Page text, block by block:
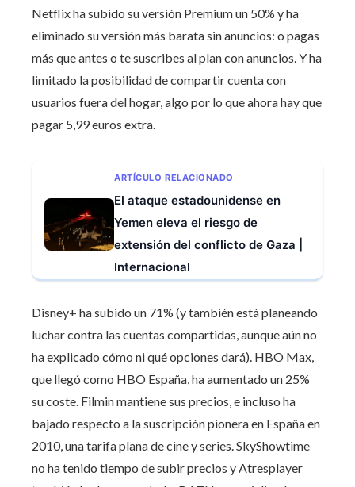
Netflix ha subido su versión Premium un 50% y ha
eliminado su versión más barata sin anuncios: o pagas
más que antes o te suscribes al plan con anuncios. Y ha
limitado la posibilidad de compartir cuenta con
usuarios fuera del hogar, algo por lo que ahora hay que
pagar 5,99 euros extra.
ARTÍCULO RELACIONADO
El ataque estadounidense en
Yemen eleva el riesgo de
extensión del conflicto de Gaza |
Internacional
Disney+ ha subido un 71% (y también está planeando
luchar contra las cuentas compartidas, aunque aún no
ha explicado cómo ni qué opciones dará). HBO Max,
que llegó como HBO España, ha aumentado un 25%
su coste. Filmin mantiene sus precios, e incluso ha
bajado respecto a la suscripción pionera en España en
2010, una tarifa plana de cine y series. SkyShowtime
no ha tenido tiempo de subir precios y Atresplayer